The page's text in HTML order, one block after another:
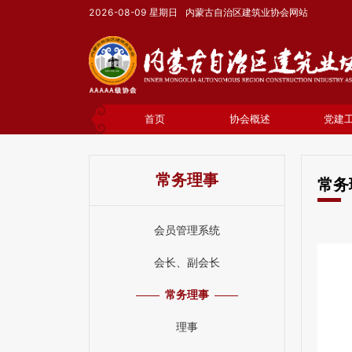
2026-08-09 星期日 内蒙古自治区建筑业协会网站
首页 协会概述 党建
常务理事
会员管理系统
会长、副会长
常务理事
理事
常